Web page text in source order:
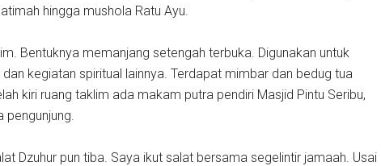
hingga mushola Ratu Ayu.
Bentuknya memanjang setengah terbuka. Digunakan untuk
kegiatan spiritual lainnya. Terdapat mimbar dan bedug tua
kiri ruang taklim ada makam putra pendiri Masjid Pintu Seribu,
pengunjung.
Dzuhur pun tiba. Saya ikut salat bersama segelintir jamaah. Usai